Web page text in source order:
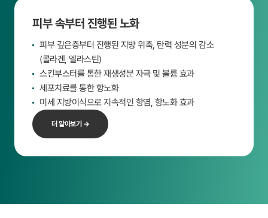
피부 속부터 진행된 노화
피부 깊은층부터 진행된 지방 위축, 탄력 성분의 감소
(콜라겐, 엘라스틴)
스킨부스터를 통한 재생성분 자극 및 볼륨 효과
세포치료를 통한 항노화
미세 지방이식으로 지속적인 항염, 항노화 효과
더 알아보기 →